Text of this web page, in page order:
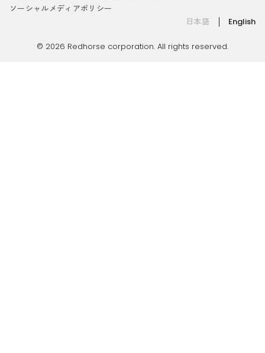
ソーシャルメディアポリシー
日本語
English
© 2026 Redhorse corporation. All rights reserved.